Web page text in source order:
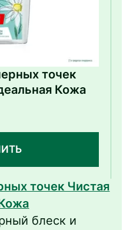
точек
Кожа
точек Чистая
блеск и